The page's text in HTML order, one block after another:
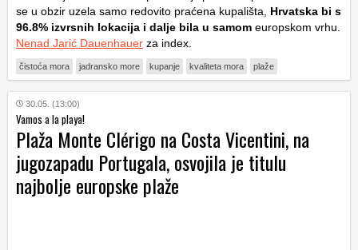
se u obzir uzela samo redovito praćena kupališta, Hrvatska bi s
96.8% izvrsnih lokacija i dalje bila u samom europskom vrhu.
Nenad Jarić Dauenhauer za index.
čistoća mora jadransko more kupanje kvaliteta mora plaže
30.05. (13:00)
Vamos a la playa!
Plaža Monte Clérigo na Costa Vicentini, na
jugozapadu Portugala, osvojila je titulu
najbolje europske plaže